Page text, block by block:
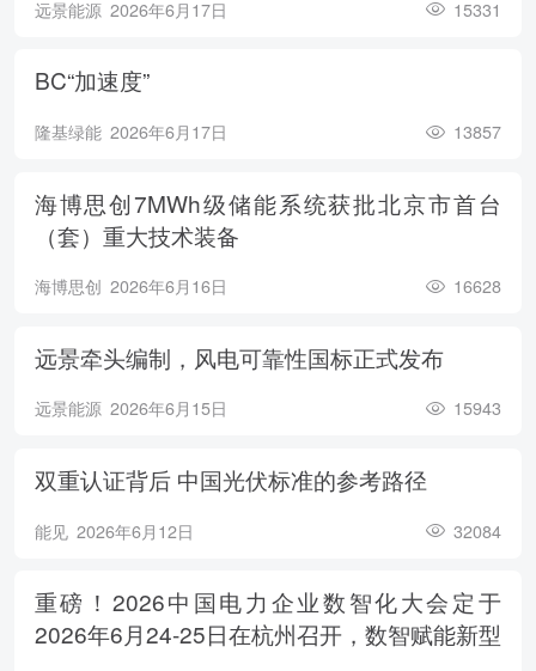
远景能源 2026年6月17日 15331
BC“加速度”
隆基绿能 2026年6月17日 13857
海博思创7MWh级储能系统获批北京市首台
（套）重大技术装备
海博思创 2026年6月16日 16628
远景牵头编制，风电可靠性国标正式发布
远景能源 2026年6月15日 15943
双重认证背后 中国光伏标准的参考路径
能见 2026年6月12日 32084
重磅！2026中国电力企业数智化大会定于
2026年6月24-25日在杭州召开，数智赋能新型